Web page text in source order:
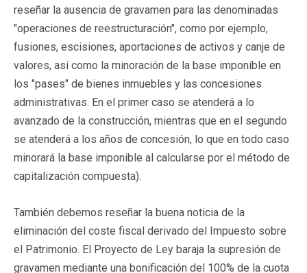
reseñar la ausencia de gravamen para las denominadas
"operaciones de reestructuración", como por ejemplo,
fusiones, escisiones, aportaciones de activos y canje de
valores, así como la minoración de la base imponible en
los "pases" de bienes inmuebles y las concesiones
administrativas. En el primer caso se atenderá a lo
avanzado de la construcción, mientras que en el segundo
se atenderá a los años de concesión, lo que en todo caso
minorará la base imponible al calcularse por el método de
capitalización compuesta).
También debemos reseñar la buena noticia de la
eliminación del coste fiscal derivado del Impuesto sobre
el Patrimonio. El Proyecto de Ley baraja la supresión de
gravamen mediante una bonificación del 100% de la cuota